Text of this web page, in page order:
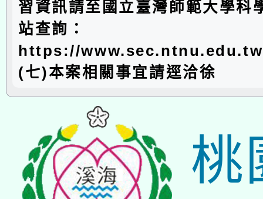
習資訊請至國立臺灣師範大學科
站查詢：
https://
(七)本案相關事宜請逕洽徐
桃